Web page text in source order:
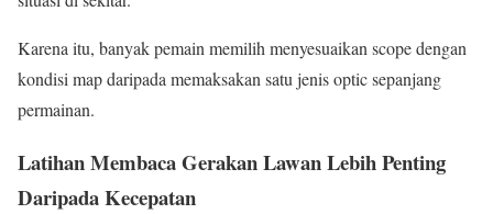
Karena itu, banyak pemain memilih menyesuaikan scope dengan
kondisi map daripada memaksakan satu jenis optic sepanjang
permainan.
Latihan Membaca Gerakan Lawan Lebih Penting
Daripada Kecepatan